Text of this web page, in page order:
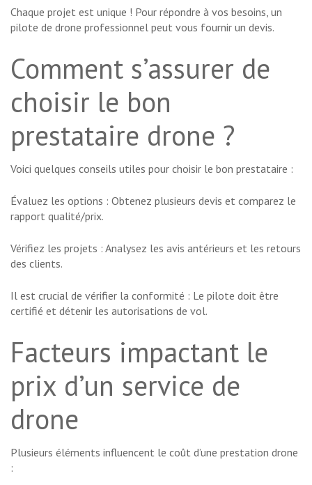
Chaque projet est unique ! Pour répondre à vos besoins, un
pilote de drone professionnel peut vous fournir un devis.
Comment s’assurer de
choisir le bon
prestataire drone ?
Voici quelques conseils utiles pour choisir le bon prestataire :
Évaluez les options : Obtenez plusieurs devis et comparez le
rapport qualité/prix.
Vérifiez les projets : Analysez les avis antérieurs et les retours
des clients.
Il est crucial de vérifier la conformité : Le pilote doit être
certifié et détenir les autorisations de vol.
Facteurs impactant le
prix d’un service de
drone
Plusieurs éléments influencent le coût d’une prestation drone
: